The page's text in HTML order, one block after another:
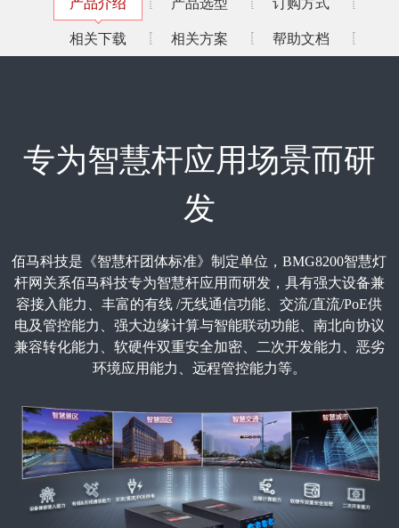
产品介绍 产品选型 订购方式
相关下载 相关方案 帮助文档
专为智慧杆应用场景而研
发
佰马科技是《智慧杆团体标准》制定单位，BMG8200智慧灯
杆网关系佰马科技专为智慧杆应用而研发，具有强大设备兼
容接入能力、丰富的有线 /无线通信功能、交流/直流/PoE供
电及管控能力、强大边缘计算与智能联动功能、南北向协议
兼容转化能力、软硬件双重安全加密、二次开发能力、恶劣
环境应用能力、远程管控能力等。